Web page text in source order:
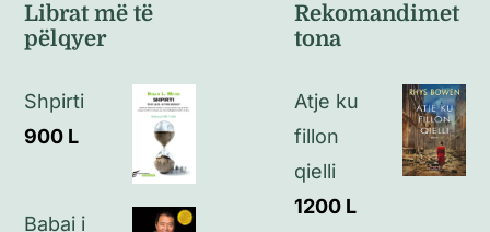
Politikat e kthimeve
Politikat e privatësisë
Librat më të
pëlqyer
Shpirti
900 L
Babai i
Rekomandimet
tona
Atje ku
fillon
qielli
1200 L